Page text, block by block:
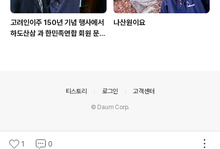
고려인이주 150년 기념 행사에서
하도산삼 과 한민족연합 회원 문효
나산원이요
1 0
티스토리 로그인 고객센터
© Daum Corp.